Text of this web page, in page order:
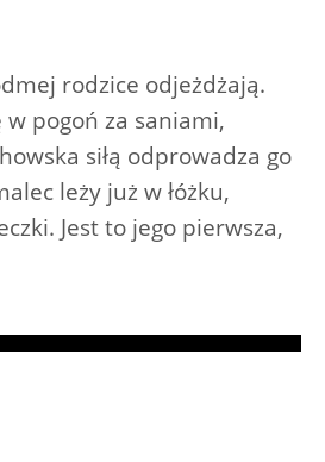
rodzice odjeżdżają.
w pogoń za saniami,
siłą odprowadza go
leży już w łóżku,
Jest to jego pierwsza,